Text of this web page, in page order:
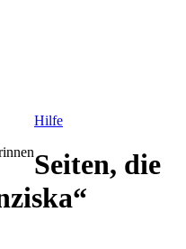
Hilfe
Seiten, die